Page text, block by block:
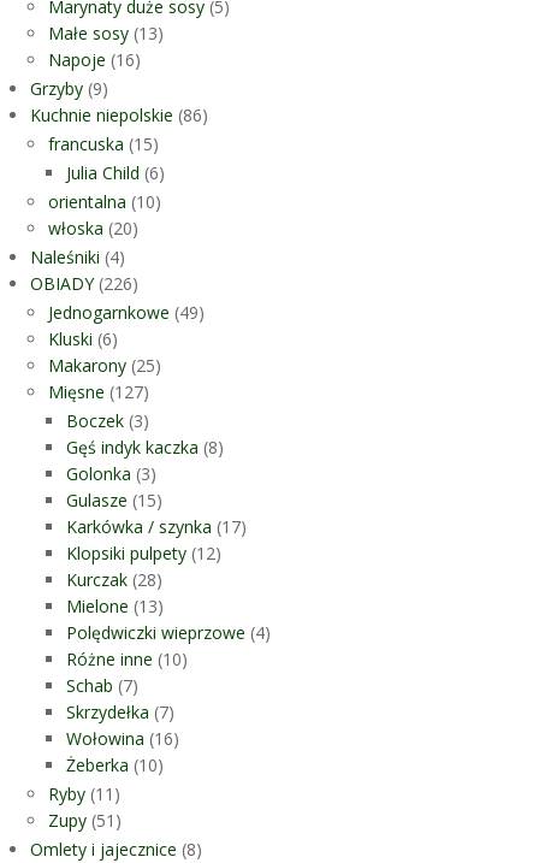
Marynaty duże sosy (5)
Małe sosy (13)
Napoje (16)
Grzyby (9)
Kuchnie niepolskie (86)
francuska (15)
Julia Child (6)
orientalna (10)
włoska (20)
Naleśniki (4)
OBIADY(226)
Jednogarnkowe (49)
Kluski (6)
Makarony (25)
Mięsne (127)
Boczek (3)
Gęś indyk kaczka (8)
Golonka (3)
Gulasze (15)
Karkówka / szynka (17)
Klopsiki pulpety (12)
Kurczak (28)
Mielone (13)
Polędwiczki wieprzowe (4)
Różne inne (10)
Schab (7)
Skrzydełka (7)
Wołowina (16)
Żeberka (10)
Ryby (11)
Zupy (51)
Omlety i jajecznice (8)